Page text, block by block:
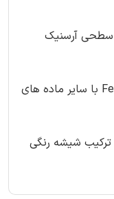
3-7-مقایسه کارایی حذف آرسنیک Fe-NP با سایر ماده های